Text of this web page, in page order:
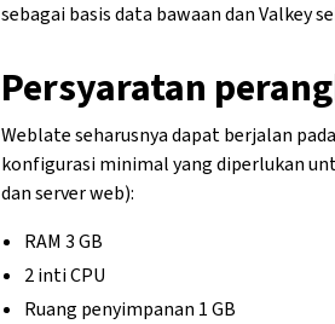
sebagai basis data bawaan dan Valkey
Persyaratan
Weblate seharusnya dapat berjalan
konfigurasi minimal yang diperlukan
dan server web):
RAM 3 GB
2 inti CPU
Ruang penyimpanan 1 GB